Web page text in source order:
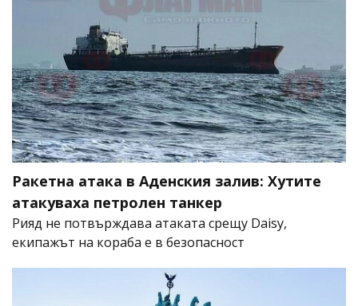
Ракетна атака в Аденския залив: Хутите
атакуваха петролен танкер
Рияд не потвърждава атаката срещу Daisy,
екипажът на кораба е в безопасност